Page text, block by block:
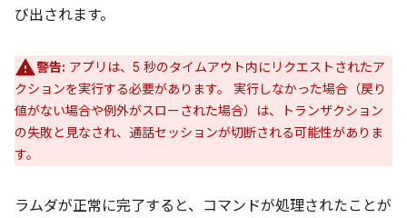
び出されます。
警告: アプリは、5 秒のタイムアウト内にリクエストされたア
クションを実行する必要があります。 実行しなかった場合（戻り
値がない場合や例外がスローされた場合）は、トランザクション
の失敗と見なされ、通話セッションが切断される可能性がありま
す。
ラムダが正常に完了すると、コマンドが処理されたことが